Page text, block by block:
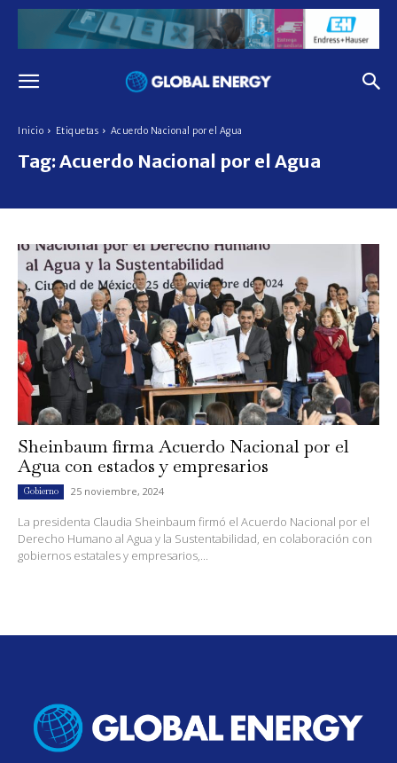
Inicio Etiquetas Acuerdo Nacional por el Agua
Tag: Acuerdo Nacional por el Agua
Sheinbaum firma Acuerdo Nacional por el
Agua con estados y empresarios
Gobierno 25 noviembre, 2024
La presidenta Claudia Sheinbaum firmó el Acuerdo Nacional por el
Derecho Humano al Agua y la Sustentabilidad, en colaboración con
gobiernos estatales y empresarios,...